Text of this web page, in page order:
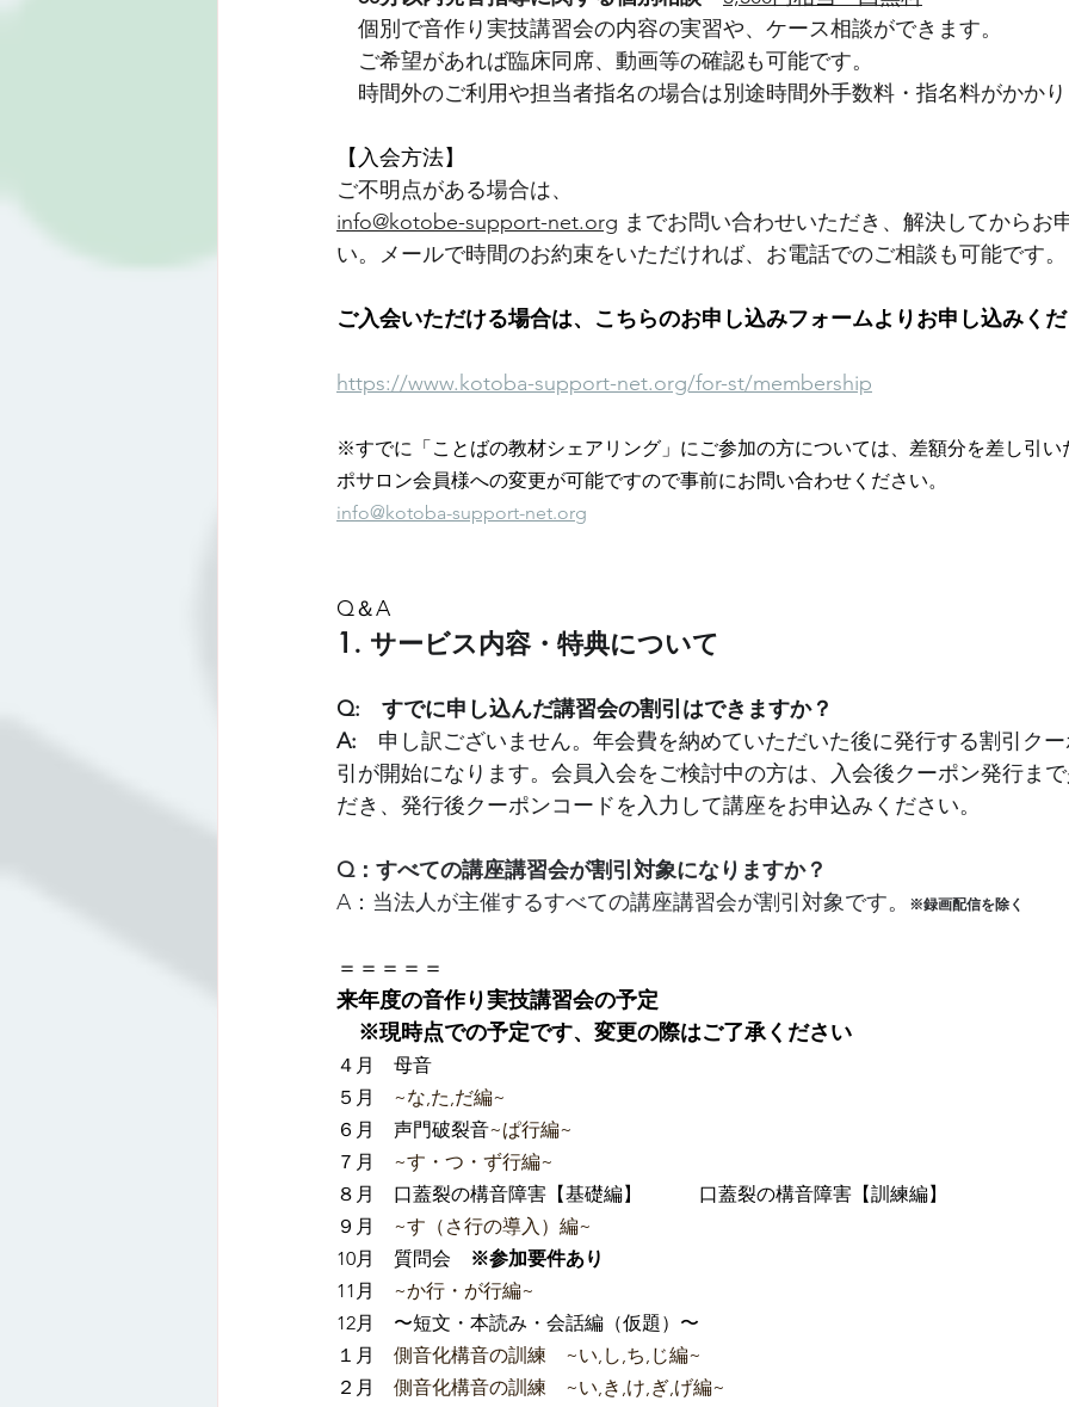
個別で音作り実技講習会の内容の実習や、ケース相談ができます。
ご希望があれば臨床同席、動画等の確認も可能です。
時間外のご利用や担当者指名の場合は別途時間外手数料・指名料がか
【入会方法】
ご不明点がある場合は、
info@kotobe-support-net.org までお問い合わせいただき、解決してからお
い。メールで時間のお約束をいただければ、お電話でのご相談も可能です。
ご入会いただける場合は、こちらのお申し込みフォームよりお申し込みく
https://www.kotoba-support-net.org/for-st/membership
※すでに「ことばの教材シェアリング」にご参加の方については、差額分を差し引い
ポサロン会員様への変更が可能ですので事前にお問い合わせください。
info@kotoba-support-net.org
Q＆A
1. サービス内容・特典について
Q:　すでに申し込んだ講習会の割引はできますか？
A: 申し訳ございません。年会費を納めていただいた後に発行する割引ク
引が開始になります。会員入会をご検討中の方は、入会後クーポン発行ま
だき、発行後クーポンコードを入力して講座をお申込みください。
Q：すべての講座講習会が割引対象になりますか？
A：当法人が主催するすべての講座講習会が割引対象です。
※録画配信を除く
＝＝＝＝＝
来年度の音作り実技講習会の予定
※現時点での予定です、変更の際はご了承ください
４月　母音
５月 ~な,た,だ編~
６月　声門破裂音~ぱ行編~
７月 ~す・つ・ず行編~
８月　口蓋裂の構音障害【基礎編】　　　口蓋裂の構音障害【訓練編】
９月 ~す（さ行の導入）編~
10月　質問会
※参加要件あり
11月 ~か行・が行編~
12月　〜短文・本読み・会話編（仮題）〜
１月 側音化構音の訓練　~い,し,ち,じ編~
２月 側音化構音の訓練　~い,き,け,ぎ,げ編~